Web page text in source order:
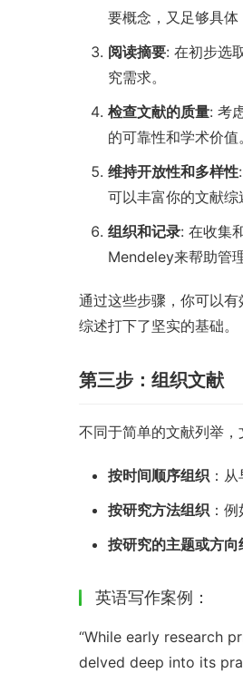
要概念，又足够具体
阅读摘要: 在初步选
究需求。
检查文献的质量: 考
的可靠性和学术价
维持开放性和多样性
可以丰富你的文献综
组织和记录: 在收集
Mendeley来帮助管
通过这些步骤，你可以
综述打下了坚实的基础。
第三步：组织文献
不同于简单的文献列举，
按时间顺序组织 ：
按研究方法组织 ：
按研究的主题或方向
英语写作案例：
“While early research
delved deep into its